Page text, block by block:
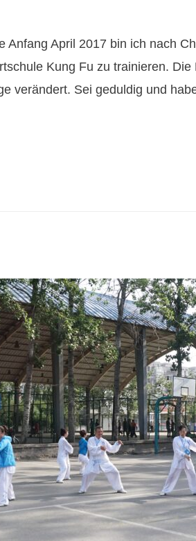
Anfang April 2017 bin ich nach
Kung Fu zu trainieren.
verändert. Sei geduldig und